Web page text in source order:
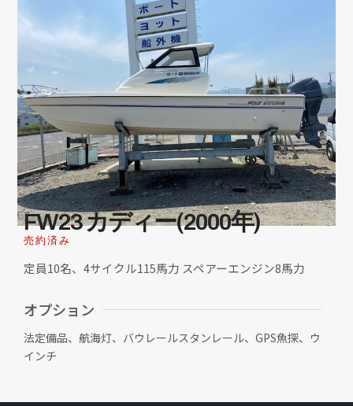
FW23 カディー(2000年)
売約済み
定員10名、4サイクル115馬力 スペアーエンジン8馬力
オプション
法定備品、航海灯、バウレールスタンレール、GPS魚探、ウ
インチ